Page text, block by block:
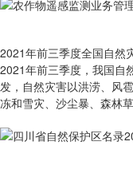
2021年前三季度全国自然
2021年前三季度，我国自
发，自然灾害以洪涝、风
冻和雪灾、沙尘暴、森林